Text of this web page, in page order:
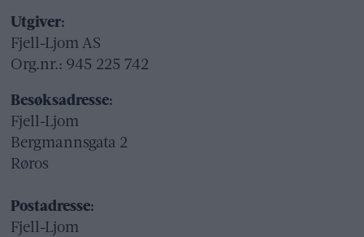
Utgiver:
Fjell-Ljom AS
Org.nr.: 945 225 742
Besøksadresse:
Fjell-Ljom
Bergmannsgata 2
Røros
Postadresse:
Fjell-Ljom